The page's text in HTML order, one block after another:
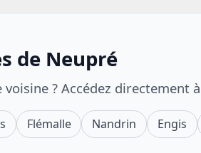
de Neupré
? Accédez directement
Flémalle Nandrin Engis